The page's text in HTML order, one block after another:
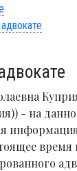
- на